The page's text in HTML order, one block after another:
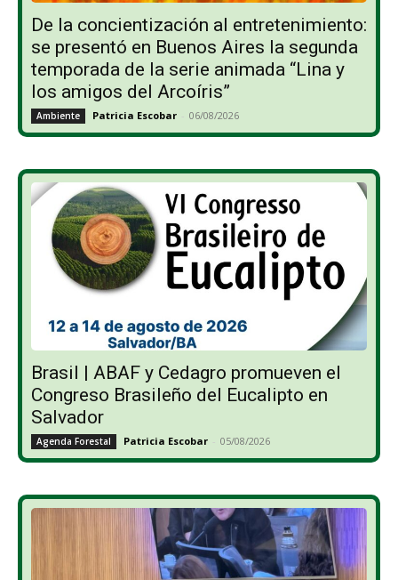
De la concientización al entretenimiento:
se presentó en Buenos Aires la segunda
temporada de la serie animada “Lina y
los amigos del Arcoíris”
Ambiente Patricia Escobar - 06/08/2026
Brasil | ABAF y Cedagro promueven el
Congreso Brasileño del Eucalipto en
Salvador
Agenda Forestal Patricia Escobar - 05/08/2026